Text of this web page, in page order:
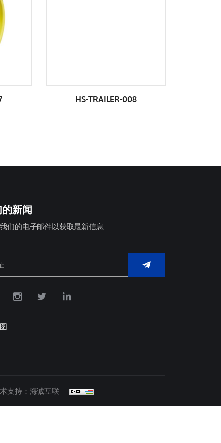
HS-TRAILER-009
新闻
们的电子邮件以获取最新信息
支持：海诚互联